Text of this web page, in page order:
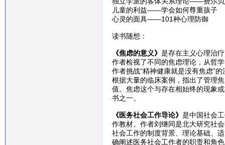
儿童的利益——学会如何尊重孩子
心灵的面具——101种心理防御
读书随想：
《焦虑的意义》 是存在主义心理治
作者检视了不同的焦虑理论，从哲
作者挑战“精神健康就是没有焦虑”
根据大量的临床案例，指出了管理
值。焦虑这个与存在相始终的现象
书之一。
《医务社会工作导论》 是中国社会
作教材。作者刘继同是北大研究社
社会工作的制度背景、理论基础、
确阐述医务社会工作者的职责和角